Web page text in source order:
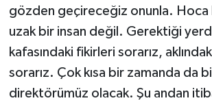
gözden geçireceğiz onunla. Hoca
uzak bir insan değil. Gerektiği
kafasındaki fikirleri sorarız,
sorarız. Çok kısa bir zamanda da
direktörümüz olacak. Şu andan